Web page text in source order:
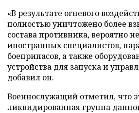
«В результате огневого
полностью уничтожено более
состава противника, вероятно
иностранных специалистов,
боеприпасов, а также
устройства для запуска и
добавил он.
Военнослужащий отметил, что
ликвидированная группа